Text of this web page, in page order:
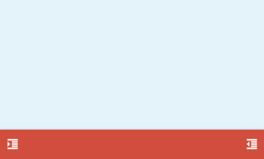
format_indent_increase format_indent_decrease